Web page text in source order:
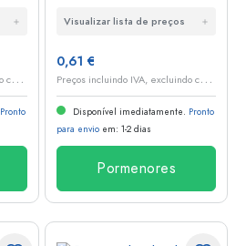
P
reços incluindo IVA, excluindo custos de envio
Pronto
Visualizar lista de preços
0,61 €
P
reços incluindo IVA, excluindo custos de envio
Disponível imediatamente. Pronto
para envio em: 1-2 dias
Pormenores